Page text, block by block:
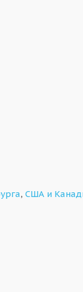
, США и